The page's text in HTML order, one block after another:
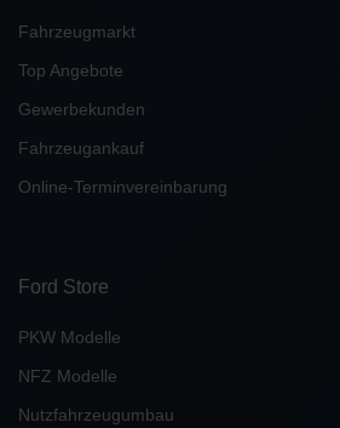
Fahrzeugmarkt
Top Angebote
Gewerbekunden
Fahrzeugankauf
Online-Terminvereinbarung
Ford Store
PKW Modelle
NFZ Modelle
Nutzfahrzeugumbau